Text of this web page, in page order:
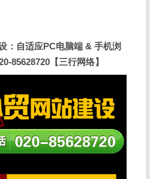
：自适应PC电脑端 & 手机浏
85628720【三行网络】